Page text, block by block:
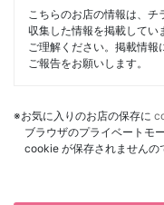
こちらのお店の情報は、
収集した情報を掲載してい
ご理解ください。掲載情
ご報告をお願いします。
※お気に入りのお店の保存に
ブラウザのプライベートモ
cookie が保存されませんの